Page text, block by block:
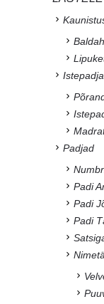
Padjad
Padi
Padi
Padi